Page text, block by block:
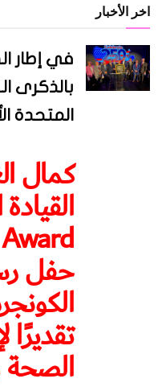
اخر الأخبار
في إطار
المتحدة
كمال
حفل
الصحة